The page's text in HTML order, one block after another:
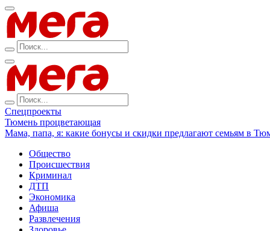
Спецпроекты
Тюмень процветающая
Мама, папа, я: какие бонусы и скидки предлагают семьям в
Общество
Происшествия
Криминал
ДТП
Экономика
Афиша
Развлечения